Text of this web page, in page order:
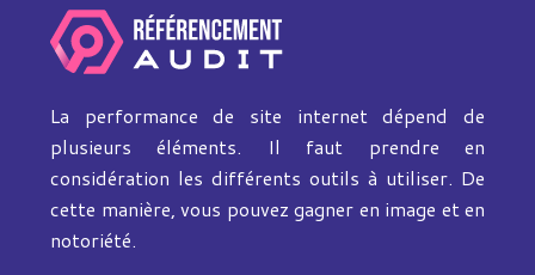
La performance de site internet dépend de
plusieurs éléments. Il faut prendre en
considération les différents outils à utiliser. De
cette manière, vous pouvez gagner en image et en
notoriété.